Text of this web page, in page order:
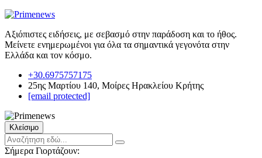
Αξιόπιστες ειδήσεις, με σεβασμό στην παράδοση και το ήθος.
Μείνετε ενημερωμένοι για όλα τα σημαντικά γεγονότα στην
Ελλάδα και τον κόσμο.
+30.6975757175
25ης Μαρτίου 140, Μοίρες Ηρακλείου Κρήτης
[email protected]
Κλείσιμο
Σήμερα Γιορτάζουν: